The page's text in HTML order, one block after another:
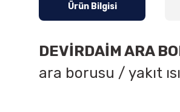
Ürün Bilgisi
DEVİRDAİM ARA
ara borusu / yakıt